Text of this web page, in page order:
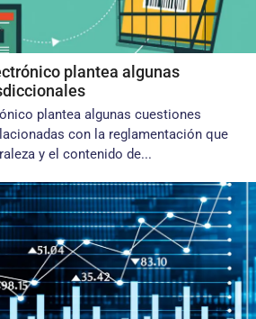
plantea algunas
plantea algunas cuestiones
con la reglamentación que
y el contenido de...